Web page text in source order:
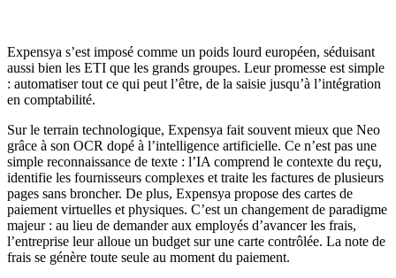
Expensya s’est imposé comme un poids lourd européen, séduisant
aussi bien les ETI que les grands groupes. Leur promesse est simple
: automatiser tout ce qui peut l’être, de la saisie jusqu’à l’intégration
en comptabilité.
Sur le terrain technologique, Expensya fait souvent mieux que Neo
grâce à son OCR dopé à l’intelligence artificielle. Ce n’est pas une
simple reconnaissance de texte : l’IA comprend le contexte du reçu,
identifie les fournisseurs complexes et traite les factures de plusieurs
pages sans broncher. De plus, Expensya propose des cartes de
paiement virtuelles et physiques. C’est un changement de paradigme
majeur : au lieu de demander aux employés d’avancer les frais,
l’entreprise leur alloue un budget sur une carte contrôlée. La note de
frais se génère toute seule au moment du paiement.